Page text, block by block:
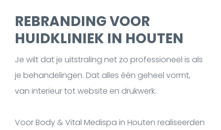
REBRANDING VOOR
HUIDKLINIEK IN HOUTEN
Je wilt dat je uitstraling net zo professioneel is als
je behandelingen. Dat alles één geheel vormt,
van interieur tot website en drukwerk.
Voor Body & Vital Medispa in Houten realiseerden